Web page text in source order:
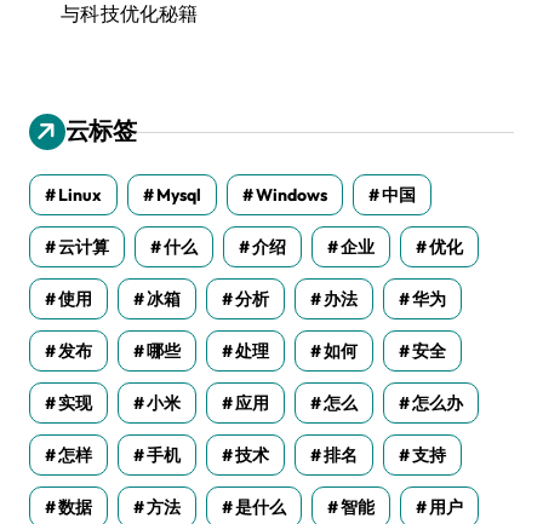
与科技优化秘籍
云标签
Linux Mysql Windows 中国
云计算 什么 介绍 企业 优化
使用 冰箱 分析 办法 华为
发布 哪些 处理 如何 安全
实现 小米 应用 怎么 怎么办
怎样 手机 技术 排名 支持
数据 方法 是什么 智能 用户